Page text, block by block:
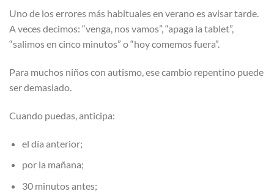
Uno de los errores más habituales en verano es avisar tarde.
A veces decimos: “venga, nos vamos”, “apaga la tablet”,
“salimos en cinco minutos” o “hoy comemos fuera”.
Para muchos niños con autismo, ese cambio repentino puede
ser demasiado.
Cuando puedas, anticipa:
el día anterior;
por la mañana;
30 minutos antes;